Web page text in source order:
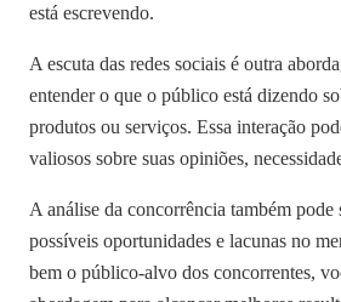
está escrevendo.
A escuta das redes sociais é outra
entender o que o público está dizendo
produtos ou serviços. Essa interação
valiosos sobre suas opiniões,
A análise da concorrência também
possíveis oportunidades e lacunas no
bem o público-alvo dos concorrentes,